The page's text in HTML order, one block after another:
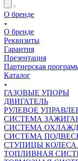
О бренде
О бренде
Реквизиты
Гарантия
Презентация
Партнерская
Каталог
ГАЗОВЫЕ УПОРЫ
ДВИГАТЕЛЬ
РУЛЕВОЕ
СИСТЕМА
СИСТЕМА
СИСТЕМА
СТУПИЦЫ
ТОПЛИВНАЯ